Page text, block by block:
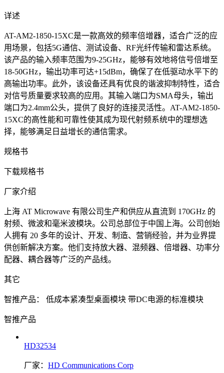
详述
AT-AM2-1850-15XC是一款高效的频率倍增器，适合广泛的应
用场景，包括5G通信、测试设备、RF光纤传输和雷达系统。
该产品的输入频率范围为9-25GHz，能够有效地将信号倍增至
18-50GHz，输出功率可达+15dBm，确保了在低驱动水平下的
高输出功率。此外，该设备还具有优良的谐波抑制特性，适合
对信号质量要求较高的应用。其输入端口为SMA母头，输出
端口为2.4mm公头，提供了良好的连接灵活性。AT-AM2-1850-
15XC的高性能和可靠性使其成为现代射频系统中的理想选
择，能够满足日益增长的通信需求。
规格书
下载规格书
厂家介绍
上海 AT Microwave 有限公司生产和供应从直流到 170GHz 的
射频、微波和毫米波模块。公司总部位于中国上海。公司创始
人拥有 20 多年的设计、开发、制造、营销经验，并为业界提
供创新解决方案。他们支持放大器、混频器、倍增器、功率分
配器、耦合器等广泛的产品线。
其它
智推产品： 低成本紧凑型桌面模块 带DC电源的标准模块
智推产品
HD32534
厂家： HD Communications Corp